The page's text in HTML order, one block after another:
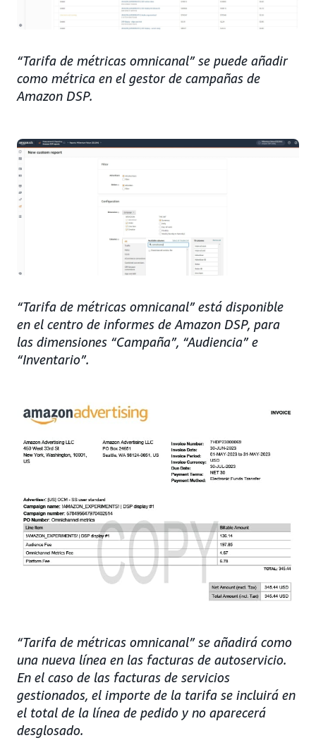
“Tarifa de métricas omnicanal” se puede añadir
como métrica en el gestor de campañas de
Amazon DSP.
“Tarifa de métricas omnicanal” está disponible
en el centro de informes de Amazon DSP, para
las dimensiones “Campaña”, “Audiencia” e
“Inventario”.
“Tarifa de métricas omnicanal” se añadirá como
una nueva línea en las facturas de autoservicio.
En el caso de las facturas de servicios
gestionados, el importe de la tarifa se incluirá en
el total de la línea de pedido y no aparecerá
desglosado.